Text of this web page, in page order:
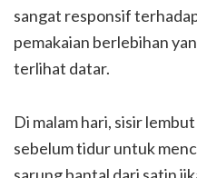
sangat responsif
pemakaian berlebihan
terlihat datar.
Di malam hari, sisir
sebelum tidur untuk